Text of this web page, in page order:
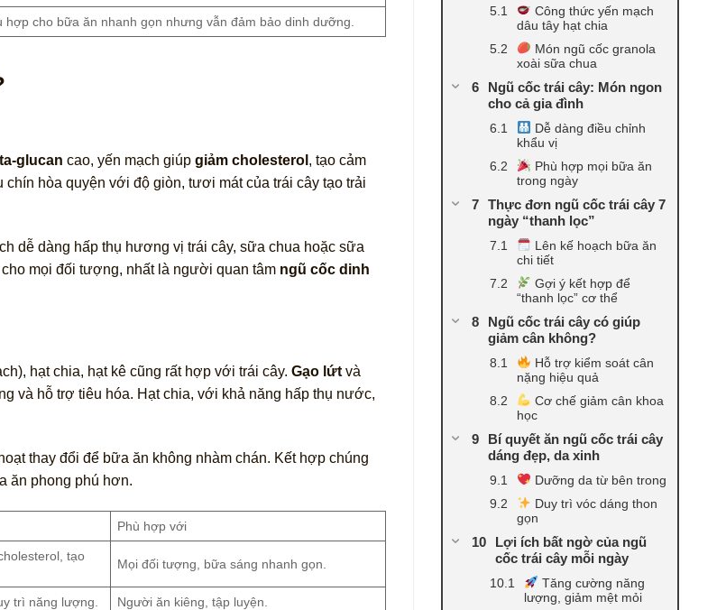
hợp cho bữa ăn nhanh gọn nhưng vẫn đảm bảo dinh dưỡng.
glucan cao, yến mạch giúp giảm cholesterol , tạo cảm
chín hòa quyện với độ giòn, tươi mát của trái cây tạo trải
dễ dàng hấp thụ hương vị trái cây, sữa chua hoặc sữa
mọi đối tượng, nhất là người quan tâm ngũ cốc dinh
hạt chia, hạt kê cũng rất hợp với trái cây. Gạo lứt và
và hỗ trợ tiêu hóa. Hạt chia, với khả năng hấp thụ nước,
thay đổi để bữa ăn không nhàm chán. Kết hợp chúng
ăn phong phú hơn.
Phù hợp với
tạo
Mọi đối tượng, bữa sáng nhanh gọn.
trì năng lượng. Người ăn kiêng, tập luyện.
Công thức yến mạch
dâu tây hạt chia
Món ngũ cốc granola
xoài sữa chua
Ngũ cốc trái cây: Món ngon
cho cả gia đình
Dễ dàng điều chỉnh
khẩu vị
Phù hợp mọi bữa ăn
trong ngày
Thực đơn ngũ cốc trái cây 7
ngày “thanh lọc”
Lên kế hoạch bữa ăn
chi tiết
Gợi ý kết hợp để
“thanh lọc” cơ thể
Ngũ cốc trái cây có giúp
giảm cân không?
Hỗ trợ kiểm soát cân
nặng hiệu quả
Cơ chế giảm cân khoa
học
Bí quyết ăn ngũ cốc trái cây
dáng đẹp, da xinh
Dưỡng da từ bên trong
Duy trì vóc dáng thon
gọn
Lợi ích bất ngờ của ngũ
cốc trái cây mỗi ngày
Tăng cường năng
lượng, giảm mệt mỏi